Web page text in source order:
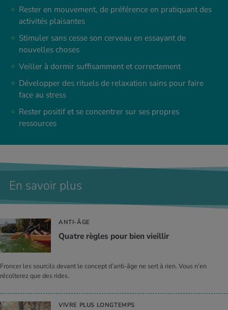
Rester en mouvement, de préférence en pratiquant des
activités plaisantes
Stimuler sans cesse son cerveau en essayant de
nouvelles choses
Veiller à dormir suffisamment et correctement
Développer des rituels de relaxation sains pour faire
face au stress
Rester positif et se concentrer sur ses propres
ressources
En savoir plus
ANTI-ÂGE
Quatre règles pour bien vieillir
Froncer les sourcils devant le concept d’anti-âge ne sert à rien. Vous n’en
récolterez que des rides.
VIVRE PLUS LONGTEMPS